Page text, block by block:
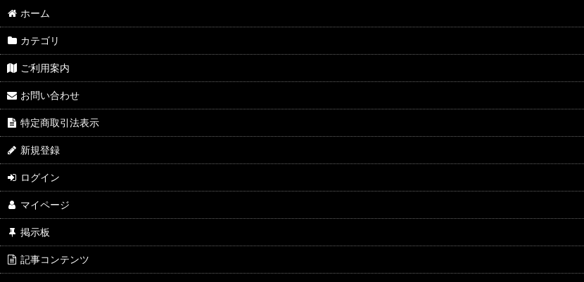
ホーム
カテゴリ
ご利用案内
お問い合わせ
特定商取引法表示
新規登録
ログイン
マイページ
掲示板
記事コンテンツ